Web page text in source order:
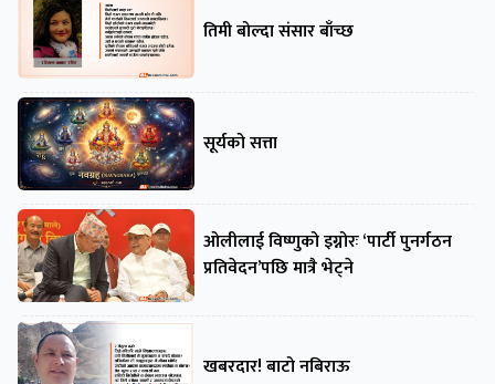
तिमी बोल्दा संसार बाँच्छ
सूर्यको सत्ता
ओलीलाई विष्णुको इग्नोरः ‘पार्टी पुनर्गठन
प्रतिवेदन’पछि मात्रै भेट्ने
खबरदार! बाटो नबिराऊ